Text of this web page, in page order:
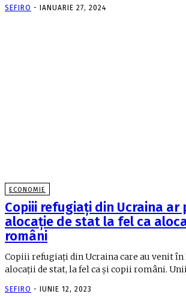
SEFIRO - IANUARIE 27, 2024
ECONOMIE
Copiii refugiați din Ucraina ar
alocație de stat la fel ca
români
Copiii refugiați din Ucraina care au venit
alocații de stat, la fel ca și copii români.
SEFIRO - IUNIE 12, 2023